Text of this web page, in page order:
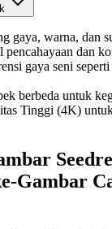
gaya, warna, dan
pencahayaan dan
gaya seni
berbeda untuk
Tinggi (4K)
Gambar